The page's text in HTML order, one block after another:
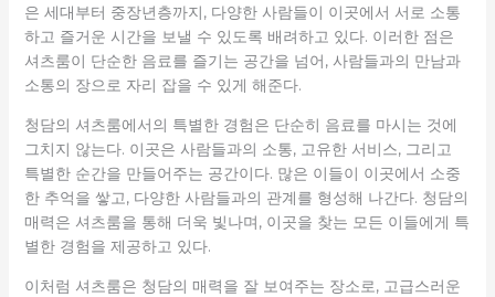
은 세대부터 중장년층까지, 다양한 사람들이 이곳에서 서로 소통
하고 즐거운 시간을 보낼 수 있도록 배려하고 있다. 이러한 점은
셔츠룸이 단순한 음료를 즐기는 공간을 넘어, 사람들과의 만남과
소통의 장으로 자리 잡을 수 있게 해준다.
청담의 셔츠룸에서의 특별한 경험은 단순히 음료를 마시는 것에
그치지 않는다. 이곳은 사람들과의 소통, 고유한 서비스, 그리고
특별한 순간을 만들어주는 공간이다. 많은 이들이 이곳에서 소중
한 추억을 쌓고, 다양한 사람들과의 관계를 형성해 나간다. 청담의
매력은 셔츠룸을 통해 더욱 빛나며, 이곳을 찾는 모든 이들에게 특
별한 경험을 제공하고 있다.
이처럼 셔츠룸은 청담의 매력을 잘 보여주는 장소로, 고급스러운